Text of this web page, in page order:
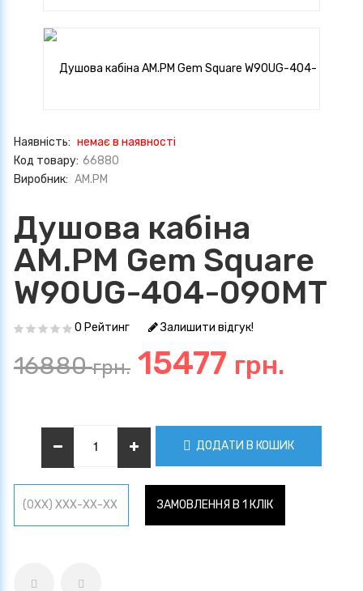
Наявність: немає в наявності
Код товару: 66880
Виробник: AM.PM
Душова кабіна
AM.PM Gem Square
W90UG-404-090MT
0 Рейтинг Залишити відгук!
16880грн. 15477 грн.
ДОДАТИ В КОШИК
ЗАМОВЛЕННЯ В 1 КЛІК